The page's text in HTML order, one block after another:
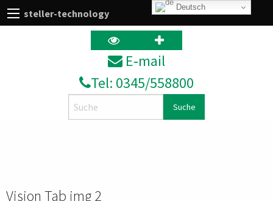
steller-technology
E‑mail
Tel: 0345/558800
Vision Tab img 2
Deutsch